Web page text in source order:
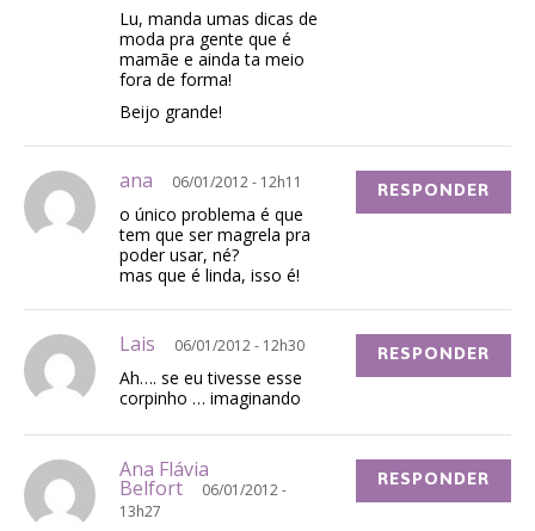
Lu, manda umas dicas de
moda pra gente que é
mamãe e ainda ta meio
fora de forma!
Beijo grande!
ana 06/01/2012 - 12h11
o único problema é que
tem que ser magrela pra
poder usar, né?
mas que é linda, isso é!
RESPONDER
Lais 06/01/2012 - 12h30
Ah…. se eu tivesse esse
corpinho … imaginando
RESPONDER
Ana Flávia
Belfort
06/01/2012 -
13h27
RESPONDER